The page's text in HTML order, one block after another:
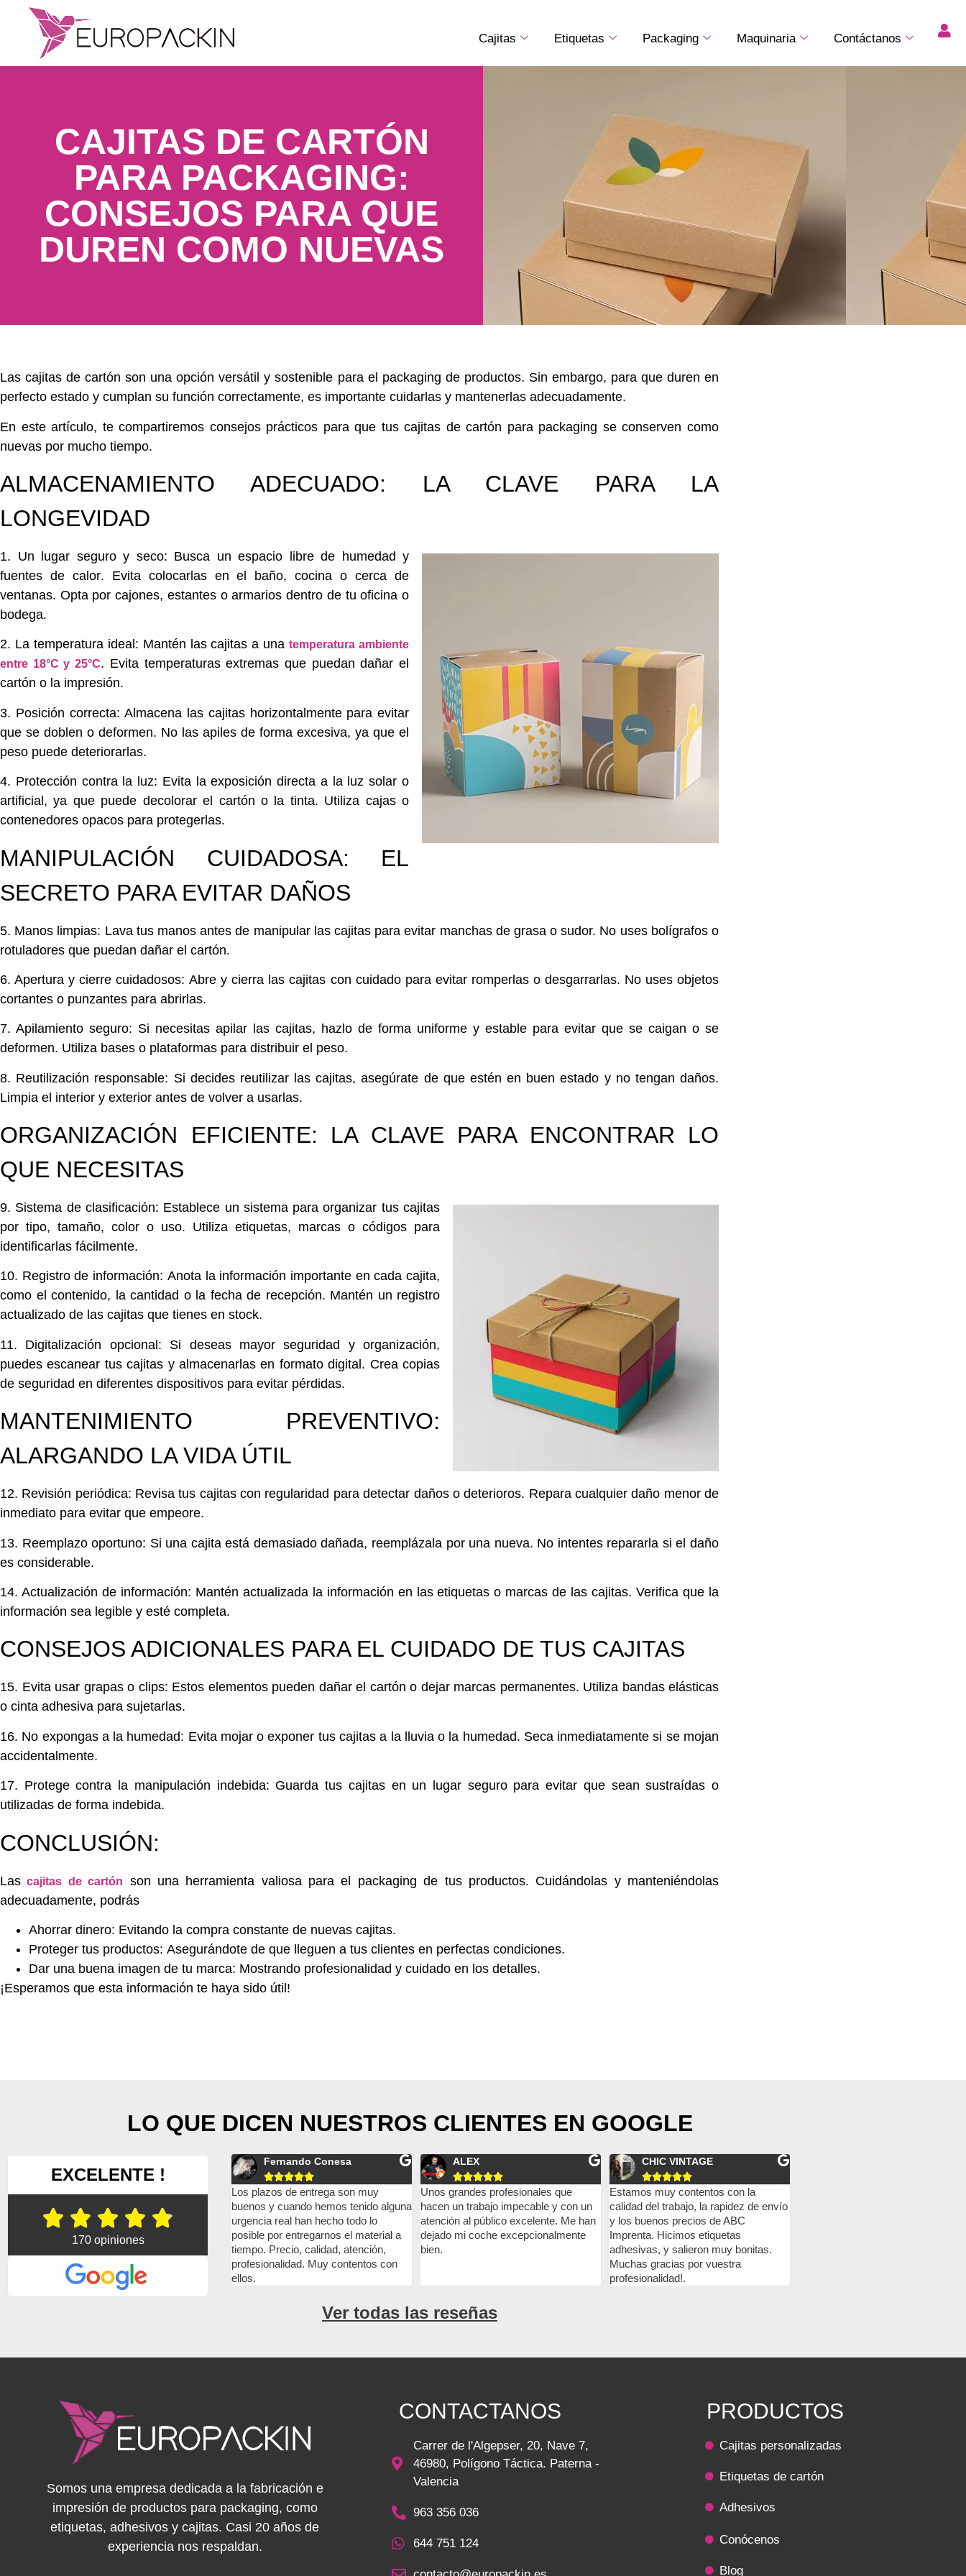
Cajitas Etiquetas Packaging Maquinaria Contáctanos
CAJITAS DE CARTÓN
PARA PACKAGING:
CONSEJOS PARA QUE
DUREN COMO NUEVAS
Lascajitas de cartón son una opciónversátil y sostenible para el packaging de productos. Sin embargo, para que duren en
perfecto estado y cumplan su función correctamente, es importante cuidarlas y mantenerlas adecuadamente.
En este artículo, te compartiremos consejos prácticos para que tus cajitas de cartón para packaging se conserven como
nuevas por mucho tiempo.
ALMACENAMIENTO ADECUADO: LA CLAVE PARA LA
LONGEVIDAD
1. Un lugar seguro y seco: Busca un espacio libre de humedad y
fuentes de calor. Evitacolocarlas en el baño, cocina o cerca de
ventanas. Opta porcajones, estantes o armarios dentro de tu oficina o
bodega.
2. La temperatura ideal: Mantén las cajitas a unatemperatura ambiente
entre 18°C y 25°C. Evitatemperaturas extremas que puedan dañar el
cartón o la impresión.
3. Posición correcta: Almacena las cajitas horizontalmentepara evitar
que se doblen o deformen. No las apiles de forma excesiva, ya que el
peso puede deteriorarlas.
4. Protección contra la luz: Evita la exposición directa a la luz solar o
artificial, ya que puede decolorar el cartón o la tinta. Utiliza cajas o
contenedores opacos para protegerlas.
MANIPULACIÓN CUIDADOSA: EL
SECRETO PARA EVITAR DAÑOS
5. Manos limpias: Lava tus manosantes de manipular las cajitas para evitar manchas de grasa o sudor. No usesbolígrafos o
rotuladores que puedan dañar el cartón.
6. Apertura y cierre cuidadosos: Abre y cierra las cajitas con cuidadopara evitar romperlas o desgarrarlas. No uses objetos
cortantes o punzantes para abrirlas.
7. Apilamiento seguro: Si necesitas apilar las cajitas, hazlo de forma uniforme y estable para evitar que se caigan o se
deformen. Utiliza bases o plataformas para distribuir el peso.
8. Reutilización responsable: Si decides reutilizar las cajitas,asegúrate de que estén en buen estado y no tengan daños.
Limpia el interior y exterior antes de volver a usarlas.
ORGANIZACIÓN EFICIENTE: LA CLAVE PARA ENCONTRAR LO
QUE NECESITAS
9. Sistema de clasificación: Establece un sistemapara organizar tus cajitas
por tipo, tamaño, color o uso. Utiliza etiquetas, marcas o códigos para
identificarlas fácilmente.
10. Registro de información: Anotala información importante en cada cajita,
como el contenido, la cantidad o la fecha de recepción. Mantén un registro
actualizado de las cajitas que tienes en stock.
11. Digitalización opcional: Si deseas mayor seguridad y organización,
puedesescanear tus cajitas yalmacenarlas en formato digital. Creacopias
de seguridad en diferentes dispositivos para evitar pérdidas.
MANTENIMIENTO PREVENTIVO:
ALARGANDO LA VIDA ÚTIL
12. Revisión periódica: Revisa tus cajitas con regularidad para detectar daños o deterioros. Reparacualquier daño menor de
inmediato para evitar que empeore.
13. Reemplazo oportuno: Si una cajita está demasiado dañada, reemplázala por una nueva. No intentesrepararla si el daño
es considerable.
14. Actualización de información: Mantén actualizadala información en las etiquetas o marcas de las cajitas.Verifica que la
información sea legible y esté completa.
CONSEJOS ADICIONALES PARA EL CUIDADO DE TUS CAJITAS
15. Evita usar grapas o clips: Estos elementos pueden dañar el cartón o dejar marcas permanentes. Utiliza bandas elásticas
o cinta adhesiva para sujetarlas.
16. No expongas a la humedad: Evitamojar o exponer tus cajitas a la lluvia o la humedad. Secainmediatamente si se mojan
accidentalmente.
17. Protege contra la manipulación indebida: Guarda tus cajitas en un lugar seguro para evitar que sean sustraídas o
utilizadas de forma indebida.
CONCLUSIÓN:
Las cajitas de cartón son una herramienta valiosapara el packaging de tus productos. Cuidándolas y manteniéndolas
adecuadamente, podrás
Ahorrar dinero: Evitando la compra constante de nuevas cajitas.
Proteger tus productos: Asegurándote de que lleguen a tus clientes en perfectas condiciones.
Dar una buena imagen de tu marca: Mostrando profesionalidad y cuidado en los detalles.
¡Esperamos que esta información te haya sido útil!
LO QUE DICEN NUESTROS CLIENTES EN GOOGLE
EXCELENTE !
    
170 opiniones

Los plazos de entrega son muy
buenos y cuando hemos tenido alguna
urgencia real han hecho todo lo
posible por entregarnos el material a
tiempo. Precio, calidad, atención,
profesionalidad. Muy contentos con
ellos.
ALEX

Unos grandes profesionales que
hacen un trabajo impecable y con un
atención al público excelente. Me han
dejado mi coche excepcionalmente
bien.
CHIC VINTAGE

Estamos muy contentos con la
calidad del trabajo, la rapidez de envío
y los buenos precios de ABC
Imprenta. Hicimos etiquetas
adhesivas, y salieron muy bonitas.
Paula Ferrandez

Genial, he pedido unas etiquetas con
ellos y la atención y el resultado han
sido de 10. Sin duda repetiré.
Ver todas las reseñas
Somos una empresa dedicada a la fabricación e
impresión de productos para packaging, como
etiquetas, adhesivos y cajitas. Casi 20 años de
experiencia nos respaldan.
CONTACTANOS
Carrer de l'Algepser, 20, Nave 7,
46980, Polígono Táctica. Paterna -
Valencia
963 356 036
644 751 124
PRODUCTOS
Cajitas personalizadas
Etiquetas de cartón
Adhesivos
Conócenos
Blog